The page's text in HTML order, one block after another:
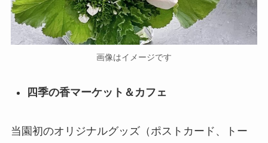
画像はイメージです
四季の香マーケット＆カフェ
当園初のオリジナルグッズ（ポストカード、トー